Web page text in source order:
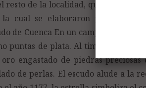
resto de la localidad, que fue
cual se elaboraron posteriores
de Cuenca En un campo de gules
puntas de plata. Al timbre corona
engastado de piedras preciosas
de perlas. El escudo alude a la